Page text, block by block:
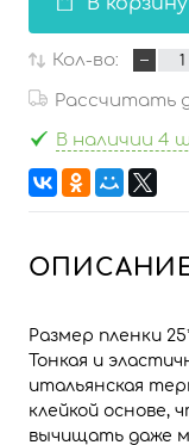
Кол-во:
Рассчитать
В наличии 4
Размер пленки
Тонкая и
итальянская
клейкой основе,
вычищать даже